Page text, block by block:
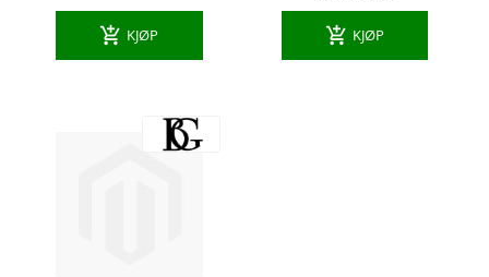
add_shopping_cart KJØP add_shopping_cart KJØP